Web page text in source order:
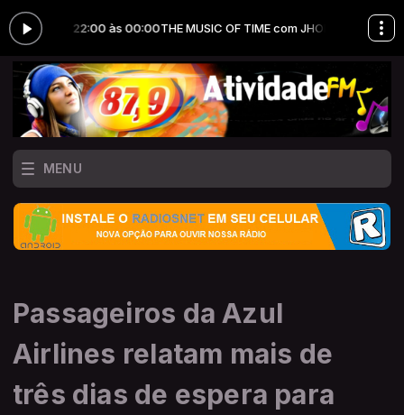
das 22:00 às 00:00THE MUSIC OF TIME com JHONATAS
MENU
Passageiros da Azul
Airlines relatam mais de
três dias de espera para